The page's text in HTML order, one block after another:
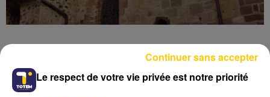
Le respect de votre vie privée est notre priorité
Continuer sans accepter